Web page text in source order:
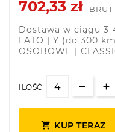
702,33 zł
Dostawa w ciągu 3-
LATO | Y (do 300
OSOBOWE |
ILOŚĆ
 KUP TERAZ